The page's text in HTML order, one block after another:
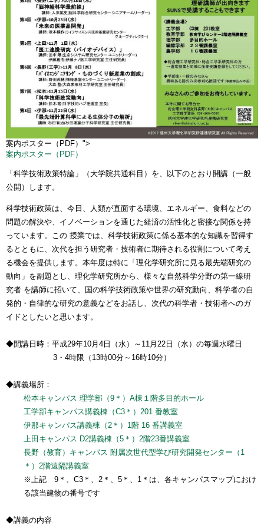
案内ポスター（PDF）">
案内ポスター（PDF）
「科学技術政策特論」（大学院共通科目）を、以下のとおり開講（一般
公開）します。
科学技術政策は、今日、人類が直面する環境、エネルギー、食料などの
問題の解決や、イノベーションを通じた経済の活性化と密接な関係を持
っています。この 授業では、科学技術政策に係る基本的な知識を習得す
るとともに、次代を担う研究者・技術者に期待される役割について考え
る機会を提供します。本年度は特に「理化学研究所に見る最先端研究の
動向」を副題とし、理化学研究所から、様々な自然科学分野の第一線研
究者 を講師に招いて、国の科学技術政策や世界の研究動向、科学者の自
発的・自律的な研究の意義などをお話し、次代の科学者・技術者へのガ
イドとしたいと思います。
◆開講日時：平成29年10月4日（水）～11月22日（水）の毎週水曜日
3・4時限（13時00分～16時10分）
◆講義場所：
松本キャンパス 理学部（9＊）A棟１階多目的ホール
工学部キャンパス講義棟（C3＊）201 番教室
伊那キャンパス講義棟（2＊）1階 16 番講義室
上田キャンパス D2講義棟（5＊）2階23番講義室
長野（教育）キャンパス 附属次世代型学び研究開発センター（1
＊）2階遠隔講義室
※上記 9＊、C3＊、2＊、5＊、1＊は、各キャンパスマップにおけ
る該当建物の番号です
◆講義の内容